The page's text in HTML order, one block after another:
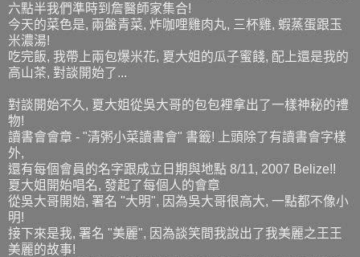
六點半我們準時到詹醫師家集合!
今天的菜色是, 兩盤青菜, 炸咖哩雞肉丸, 三杯雞, 蝦蒸蛋跟玉
米濃湯!
吃完飯, 我帶上兩包爆米花, 夏大姐的瓜子蜜餞, 配上還是我的
高山茶, 對談開始了...
對談開始不久, 夏大姐從吳大哥的包包裡拿出了一樣神秘的禮
物!
讀書會會章 - "清粥小菜讀書會" 書籤! 上頭除了有讀書會字樣
外,
還有每個會員的名字跟成立日期與地點 8/11, 2007 Belize!!
夏大姐開始唱名, 發起了每個人的會章
從吳大哥開始, 署名 "大明", 因為吳大哥很高大, 一點都不像小
明!
接下來是我, 署名 "美麗", 因為談笑間我說出了我美麗之王王
美麗的故事!